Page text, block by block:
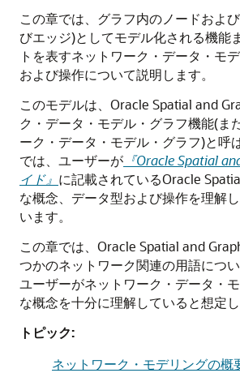
この章では、グラフ内のノードおよ
びエッジ)としてモデル化される機能
トを表すネットワーク・データ・モ
および操作について説明します。
このモデルは、Oracle Spatial and
ク・データ・モデル・グラフ機能(ま
ーク・データ・モデル・グラフ)と呼
では、ユーザーが 『Oracle Spatial
イド』 に記載されているOracle
な概念、データ型および操作を理解
います。
この章では、Oracle Spatial and
つかのネットワーク関連の用語につい
ユーザーがネットワーク・データ・
な概念を十分に理解していると想定し
トピック:
ネットワーク・モデリングの概